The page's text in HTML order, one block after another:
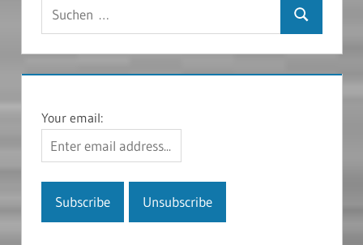
Suchen
Your email: